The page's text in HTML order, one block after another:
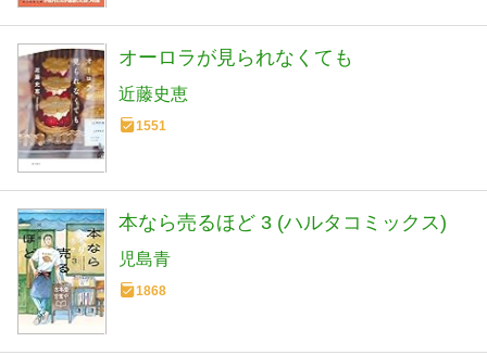
オーロラが見られなくても
近藤史恵
1551
本なら売るほど 3 (ハルタコミックス)
児島青
1868